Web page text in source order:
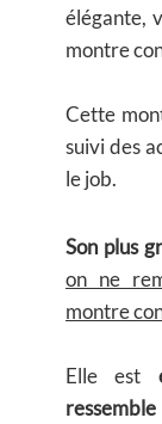
élégante,
montre
Cette
suivi des
le job.
Son plus
on ne
montre
Elle est